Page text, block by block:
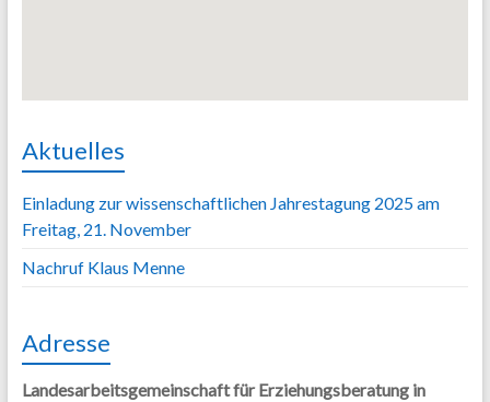
Aktuelles
Einladung zur wissenschaftlichen Jahrestagung 2025 am
Freitag, 21. November
Nachruf Klaus Menne
Adresse
Landesarbeitsgemeinschaft für Erziehungsberatung in